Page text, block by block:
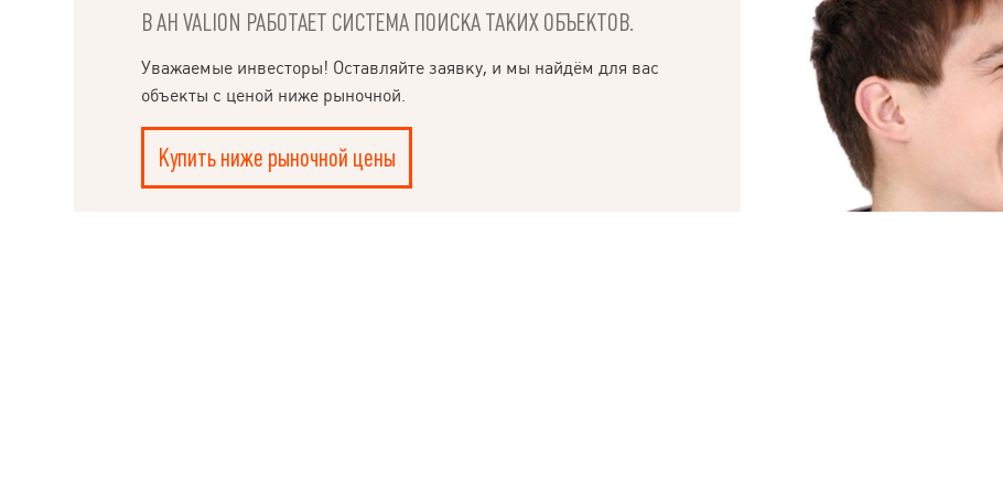
В АН VALION РАБОТАЕТ СИСТЕМА ПОИСКА ТАКИХ ОБЪЕКТОВ.
Уважаемые инвесторы! Оставляйте заявку, и мы найдём для вас
объекты с ценой ниже рыночной.
Купить ниже рыночной цены
НАПИСАТЬ
© 2019 – 2026 Valion real estate. Все права защищены.
— WEB-интегрированные системы управления риелторскими компаниями